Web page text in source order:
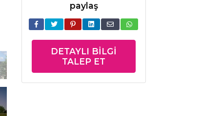
paylaş
DETAYLI BILGI
TALEP ET